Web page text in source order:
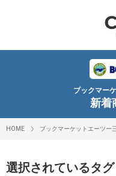
ブックマー
新着
HOME ブックマーケットエーツー
選択されているタグ